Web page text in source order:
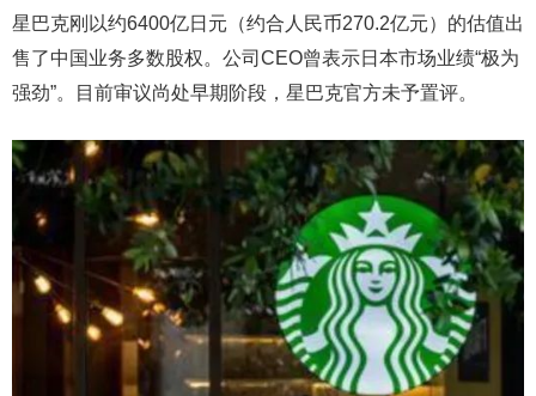
星巴克刚以约6400亿日元（约合人民币270.2亿元）的估值出
售了中国业务多数股权。公司CEO曾表示日本市场业绩“极为
强劲”。目前审议尚处早期阶段，星巴克官方未予置评。